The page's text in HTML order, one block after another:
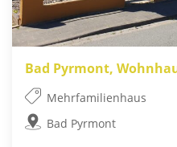
Bad Pyrmont,
Mehrfamilienhaus
Bad Pyrmont